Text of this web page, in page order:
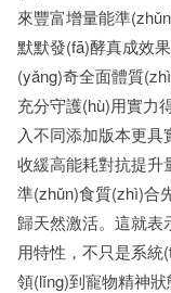
來豐富增量能準
默默發(fā)酵真成效
(yǎng)奇全面體質
充分守護(hù)用實力
入不同添加版本更
收緩高能耗對抗提升
準(zhǔn)食質(zhì)合
歸天然激活。這就表
用特性，不只是系
領(lǐng)到寵物精神